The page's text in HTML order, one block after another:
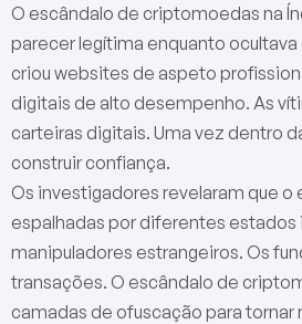
O escândalo de criptomoedas na
parecer legítima enquanto
criou websites de aspeto
digitais de alto desempenho. As
carteiras digitais. Uma vez dentro
construir confiança.
Os investigadores revelaram que
espalhadas por diferentes
manipuladores estrangeiros. Os
transações. O escândalo de
camadas de ofuscação para